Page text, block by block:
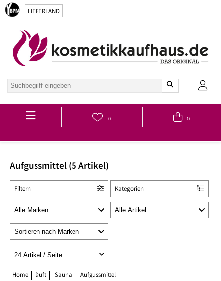
LIEFERLAND
Hauptmenü
0 0
Aufgussmittel (5 Artikel)
Kategorien
Filtern
Home Duft Sauna Aufgussmittel